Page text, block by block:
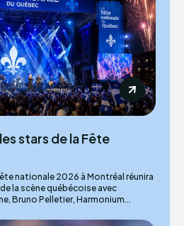
stars de la Fête
nationale 2026 à Montréal réunira
la scène québécoise avec
Bruno Pelletier, Harmonium...